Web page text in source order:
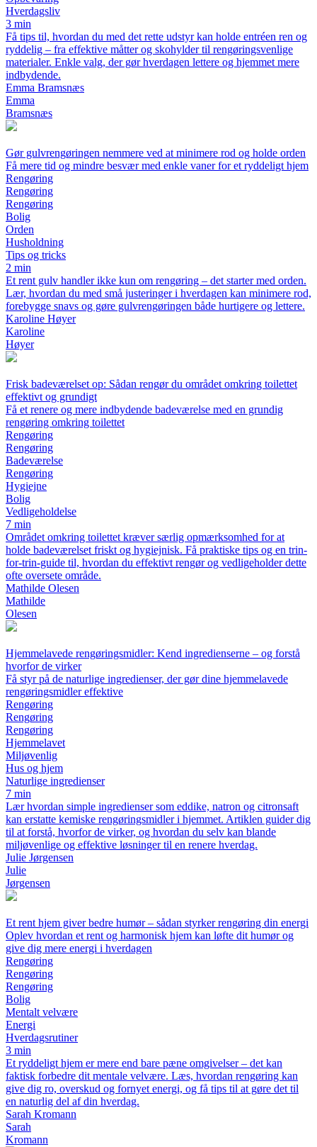
Hverdagsliv
3 min
Få tips til, hvordan du med det rette udstyr kan holde entréen ren og
ryddelig – fra effektive måtter og skohylder til rengøringsvenlige
materialer. Enkle valg, der gør hverdagen lettere og hjemmet mere
indbydende.
Emma Bramsnæs
Emma
Bramsnæs
Gør gulvrengøringen nemmere ved at minimere rod og holde orden
Få mere tid og mindre besvær med enkle vaner for et ryddeligt hjem
Rengøring
Rengøring
Rengøring
Bolig
Orden
Husholdning
Tips og tricks
2 min
Et rent gulv handler ikke kun om rengøring – det starter med orden.
Lær, hvordan du med små justeringer i hverdagen kan minimere rod,
forebygge snavs og gøre gulvrengøringen både hurtigere og lettere.
Karoline Høyer
Karoline
Høyer
Frisk badeværelset op: Sådan rengør du området omkring toilettet
effektivt og grundigt
Få et renere og mere indbydende badeværelse med en grundig
rengøring omkring toilettet
Rengøring
Rengøring
Badeværelse
Rengøring
Hygiejne
Bolig
Vedligeholdelse
7 min
Området omkring toilettet kræver særlig opmærksomhed for at
holde badeværelset friskt og hygiejnisk. Få praktiske tips og en trin-
for-trin-guide til, hvordan du effektivt rengør og vedligeholder dette
ofte oversete område.
Mathilde Olesen
Mathilde
Olesen
Hjemmelavede rengøringsmidler: Kend ingredienserne – og forstå
hvorfor de virker
Få styr på de naturlige ingredienser, der gør dine hjemmelavede
rengøringsmidler effektive
Rengøring
Rengøring
Rengøring
Hjemmelavet
Miljøvenlig
Hus og hjem
Naturlige ingredienser
7 min
Lær hvordan simple ingredienser som eddike, natron og citronsaft
kan erstatte kemiske rengøringsmidler i hjemmet. Artiklen guider dig
til at forstå, hvorfor de virker, og hvordan du selv kan blande
miljøvenlige og effektive løsninger til en renere hverdag.
Julie Jørgensen
Julie
Jørgensen
Et rent hjem giver bedre humør – sådan styrker rengøring din energi
Oplev hvordan et rent og harmonisk hjem kan løfte dit humør og
give dig mere energi i hverdagen
Rengøring
Rengøring
Rengøring
Bolig
Mentalt velvære
Energi
Hverdagsrutiner
3 min
Et ryddeligt hjem er mere end bare pæne omgivelser – det kan
faktisk forbedre dit mentale velvære. Læs, hvordan rengøring kan
give dig ro, overskud og fornyet energi, og få tips til at gøre det til
en naturlig del af din hverdag.
Sarah Kromann
Sarah
Kromann